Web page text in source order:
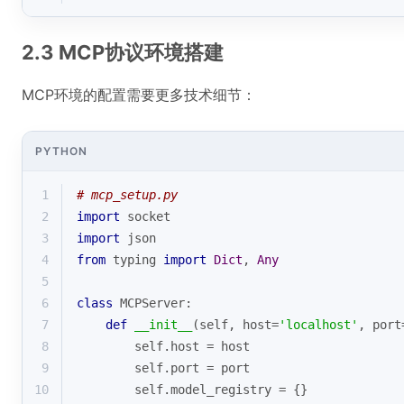
2.3 MCP协议环境搭建
MCP环境的配置需要更多技术细节：
PYTHON
1
# mcp_setup.py
2
import socket
3
import json
4
from typing import Dict , Any
5
6
class MCPServer:
7
def __init__ (self, host='localhost' ,
8
        self.host = host
9
        self.port = port
10
        self.model_registry = {}